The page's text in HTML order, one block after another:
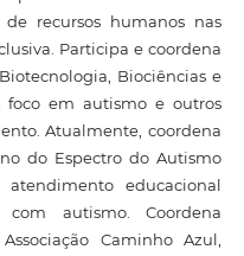
recursos humanos nas
Participa e coordena
Biociências e
foco em autismo e outros
Atualmente, coordena
do Espectro do Autismo
educacional
com autismo. Coordena
Caminho Azul,